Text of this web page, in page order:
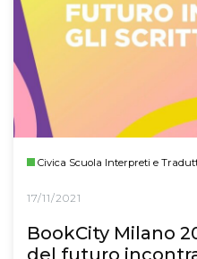
Civica Scuola Interpreti e
17/11/2021
BookCity Milano
del futuro